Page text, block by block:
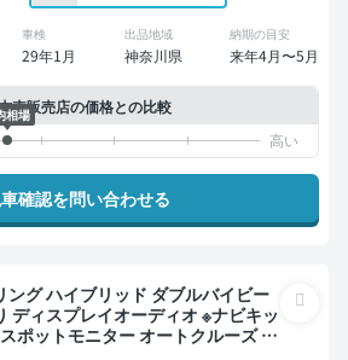
車検
29年1月
出品地域
神奈川県
納期の目安
来年4月〜5月
車販売店の価格との比較
相場
確認を問い合わせる
ング ハイブリッド ダブルバイビー
ディスプレイオーディオ ※ナビキッ
ポットモニター オートクルーズ ス